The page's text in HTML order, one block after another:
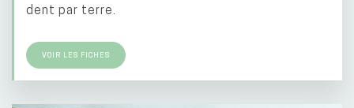
dent par terre.
VOIR LES FICHES